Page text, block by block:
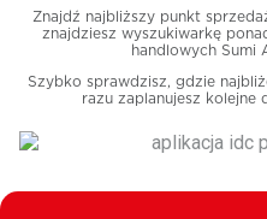
Znajdź najbliższy punkt
znajdziesz wyszukiwarkę
handlowych Sumi
Szybko sprawdzisz, gdzie
razu zaplanujesz kolejne